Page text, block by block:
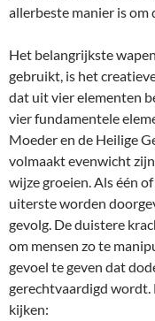
allerbeste manier is om
Het belangrijkste
gebruikt, is het
dat uit vier elementen
vier fundamentele
Moeder en de Heilige
volmaakt evenwicht
wijze groeien. Als één
uiterste worden
gevolg. De duistere
om mensen zo te
gevoel te geven dat
gerechtvaardigd wordt.
kijken: